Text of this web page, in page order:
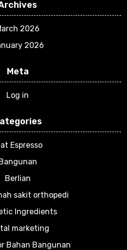
2026
2026
Meta
Log in
Espresso
Berlian
sakit orthopedi
Ingredients
marketing
Bahan Bangunan